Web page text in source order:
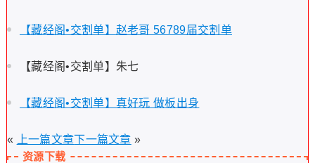
【藏经阁•交割单】赵老哥 56789届交割单
【藏经阁•交割单】朱七
【藏经阁•交割单】真好玩 做板出身
« 上一篇文章下一篇文章 »
资源下载